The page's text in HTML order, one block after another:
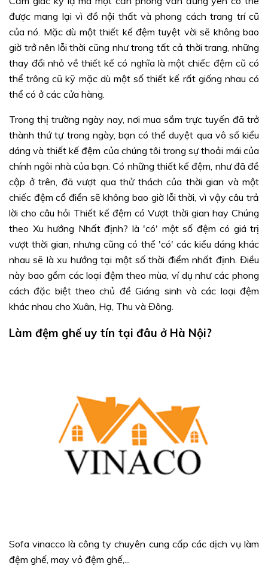
được mang lại vì đồ nội thất và phong cách trang trí cũ
của nó. Mặc dù một thiết kế đệm tuyệt vời sẽ không bao
giờ trở nên lỗi thời cũng như trong tất cả thời trang, những
thay đổi nhỏ về thiết kế có nghĩa là một chiếc đệm cũ có
thể trông cũ kỹ mặc dù một số thiết kế rất giống nhau có
thể có ở các cửa hàng.
Trong thị trường ngày nay, nơi mua sắm trực tuyến đã trở
thành thứ tự trong ngày, bạn có thể duyệt qua vô số kiểu
dáng và thiết kế đệm của chúng tôi trong sự thoải mái của
chính ngôi nhà của bạn. Có những thiết kế đệm, như đã đề
cập ở trên, đã vượt qua thử thách của thời gian và một
chiếc đệm cổ điển sẽ không bao giờ lỗi thời, vì vậy câu trả
lời cho câu hỏi Thiết kế đệm có Vượt thời gian hay Chúng
theo Xu hướng Nhất định? là 'có' một số đệm có giá trị
vượt thời gian, nhưng cũng có thể 'có' các kiểu dáng khác
nhau sẽ là xu hướng tại một số thời điểm nhất định. Điều
này bao gồm các loại đệm theo mùa, ví dụ như các phong
cách đặc biệt theo chủ đề Giáng sinh và các loại đệm
khác nhau cho Xuân, Hạ, Thu và Đông.
Làm đệm ghế uy tín tại đâu ở Hà Nội?
Sofa vinacco là công ty chuyên cung cấp các dịch vụ làm
đệm ghế, may vỏ đệm ghế,...